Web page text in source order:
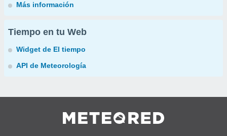
Más información
Tiempo en tu Web
Widget de El tiempo
API de Meteorología